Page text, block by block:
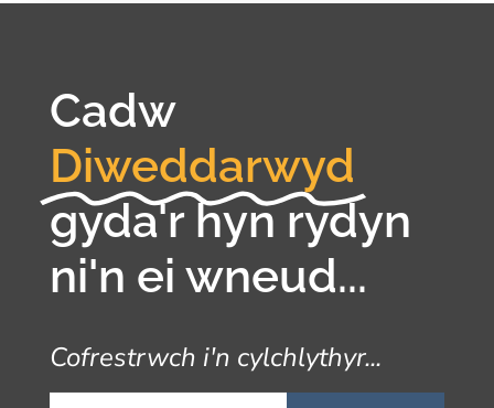
Cadw
Diweddarwyd
gyda'r hyn rydyn
ni'n ei wneud...
Cofrestrwch i'n cylchlythyr...